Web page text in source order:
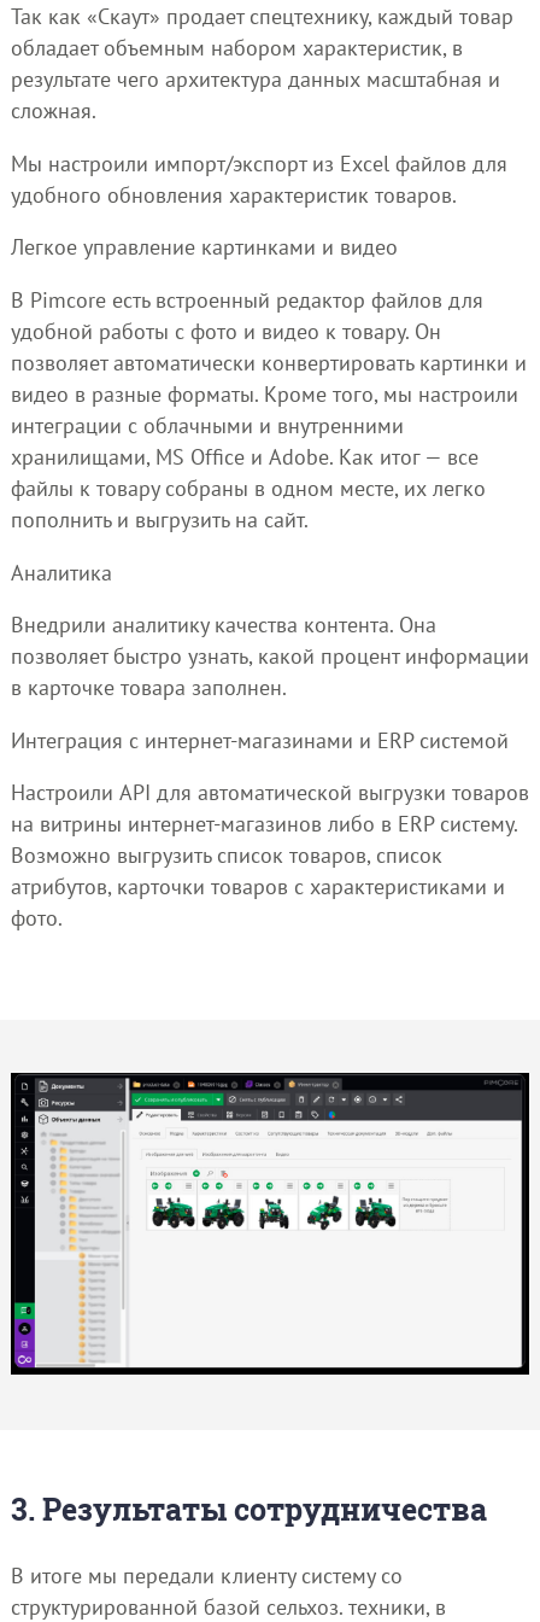
Так как «Скаут» продает спецтехнику, каждый товар
обладает объемным набором характеристик, в
результате чего архитектура данных масштабная и
сложная.
Мы настроили импорт/экспорт из Excel файлов для
удобного обновления характеристик товаров.
Легкое управление картинками и видео
В Pimсore есть встроенный редактор файлов для
удобной работы с фото и видео к товару. Он
позволяет автоматически конвертировать картинки и
видео в разные форматы. Кроме того, мы настроили
интеграции с облачными и внутренними
хранилищами, MS Office и Adobe. Как итог — все
файлы к товару собраны в одном месте, их легко
пополнить и выгрузить на сайт.
Аналитика
Внедрили аналитику качества контента. Она
позволяет быстро узнать, какой процент информации
в карточке товара заполнен.
Интеграция с интернет-магазинами и ERP системой
Настроили API для автоматической выгрузки товаров
на витрины интернет-магазинов либо в ERP систему.
Возможно выгрузить список товаров, список
атрибутов, карточки товаров с характеристиками и
фото.
3. Результаты сотрудничества
В итоге мы передали клиенту систему со
структурированной базой сельхоз. техники, в